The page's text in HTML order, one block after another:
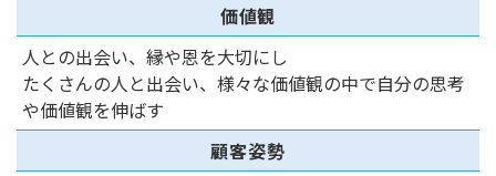
価値観
人との出会い、縁や恩を大切にし
たくさんの人と出会い、様々な価値観の中で自分の思考
や価値観を伸ばす
顧客姿勢